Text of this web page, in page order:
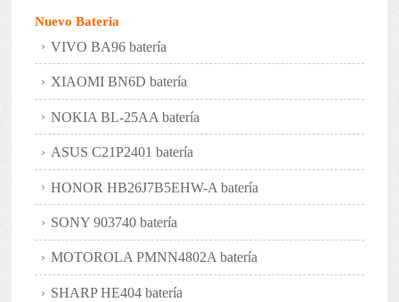
Nuevo Bateria
VIVO BA96 batería
XIAOMI BN6D batería
NOKIA BL-25AA batería
ASUS C21P2401 batería
HONOR HB26J7B5EHW-A batería
SONY 903740 batería
MOTOROLA PMNN4802A batería
SHARP HE404 batería